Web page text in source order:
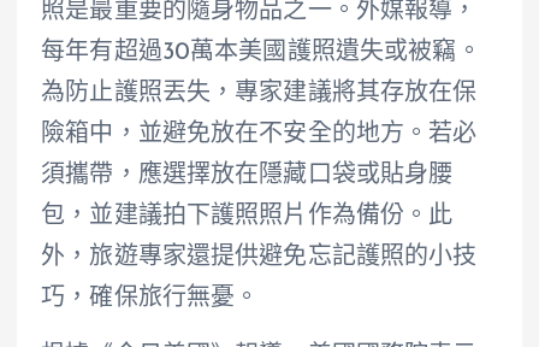
照是最重要的隨身物品之一。外媒報導，
每年有超過30萬本美國護照遺失或被竊。
為防止護照丟失，專家建議將其存放在保
險箱中，並避免放在不安全的地方。若必
須攜帶，應選擇放在隱藏口袋或貼身腰
包，並建議拍下護照照片作為備份。此
外，旅遊專家還提供避免忘記護照的小技
巧，確保旅行無憂。